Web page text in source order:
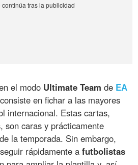
el modo Ultimate Team de EA
en fichar a las mayores
internacional. Estas cartas,
son caras y prácticamente
la temporada. Sin embargo,
rápidamente afutbolistas